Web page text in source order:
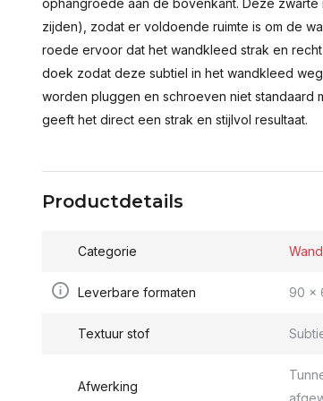
ophangroede aan de bovenkant. Deze
zijden), zodat er voldoende ruimte is om de
roede ervoor dat het wandkleed strak en
doek zodat deze subtiel in het wandkleed
worden pluggen en schroeven niet standaard
geeft het direct een strak en stijlvol resultaat.
Productdetails
Categorie
Leverbare formaten 90 x
Textuur stof
Afwerking